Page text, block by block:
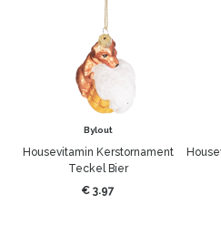
Bylout
Housevitamin Kerstornament
Teckel Bier
€ 3.97